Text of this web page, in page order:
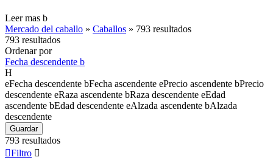
Leer mas b
Mercado del caballo » Caballos » 793 resultados
793 resultados
Ordenar por
Fecha descendente b
H
eFecha descendente bFecha ascendente ePrecio ascendente bPrecio
descendente eRaza ascendente bRaza descendente eEdad
ascendente bEdad descendente eAlzada ascendente bAlzada
descendente
Guardar
793 resultados
Filtro 